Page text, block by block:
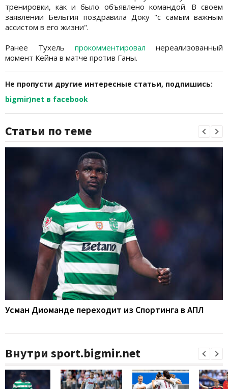
тренировки, как и было объявлено командой. В своем
заявлении Бельгия поздравила Доку "с самым важным
ассистом в его жизни".
Ранее Тухель прокомментировал нереализованный
момент Кейна в матче против Ганы.
Не пропусти другие интересные статьи, подпишись:
bigmir)net в facebook
Статьи по теме
Усман Диоманде переходит из Спортинга в АПЛ
Внутри sport.bigmir.net